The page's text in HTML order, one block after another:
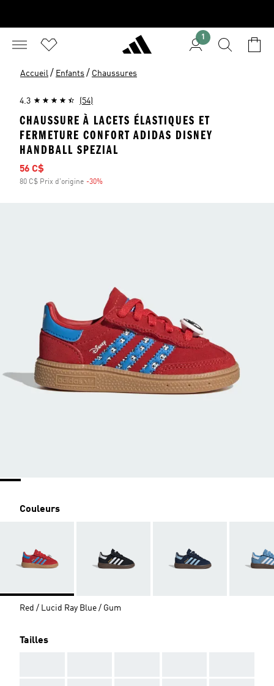
1
Accueil / Enfants / Chaussures
4.3 (54)
CHAUSSURE À LACETS ÉLASTIQUES ET
FERMETURE CONFORT ADIDAS DISNEY
HANDBALL SPEZIAL
Prix soldé
56 C$
80 C$ Prix d'origine -30%
Couleurs
Red / Lucid Ray Blue / Gum
Tailles